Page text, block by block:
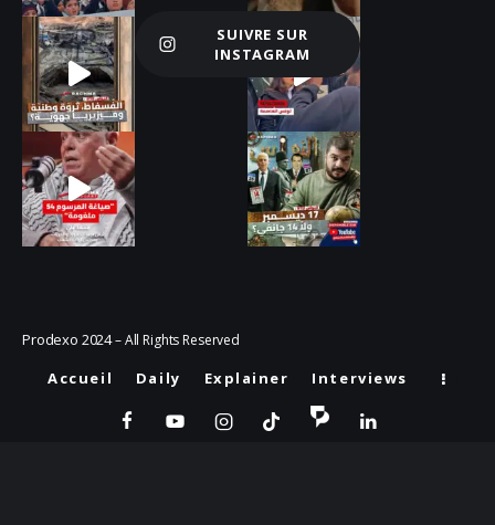
Charger plus
SUIVRE SUR
INSTAGRAM
Prodexo 2024– All Rights Reserved
Accueil Daily Explainer Interviews